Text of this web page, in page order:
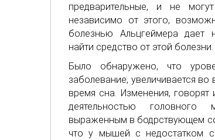
предварительные, и не
независимо от этого,
болезнью Альцгеймера дает
найти средство от этой болезни.
Было обнаружено, что
заболевание, увеличивается
время сна. Изменения, говорят
деятельностью
выраженным в бодрствующем
что у мышей с недостатком